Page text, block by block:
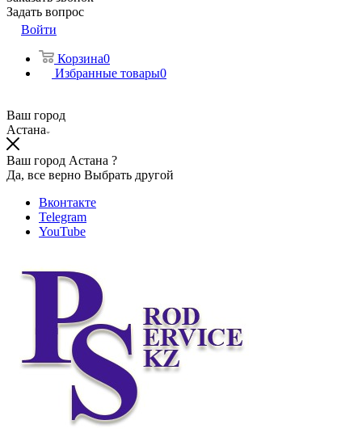
Задать вопрос
Войти
Корзина0
Избранные товары0
Ваш город
Астана
Ваш город Астана ?
Да, все верно Выбрать другой
Вконтакте
Telegram
YouTube